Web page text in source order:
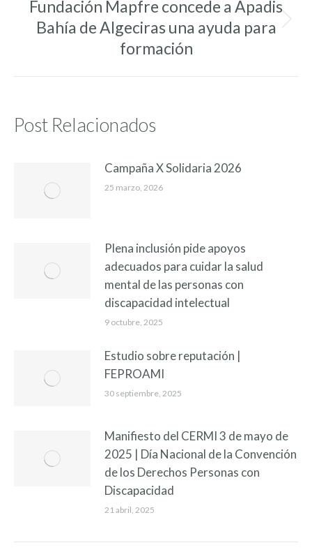
Entrada
siguiente:
Fundación Mapfre concede a Apadis
Bahía de Algeciras una ayuda para
formación
Post Relacionados
Campaña X Solidaria 2026
25 marzo, 2026
Plena inclusión pide apoyos
adecuados para cuidar la salud
mental de las personas con
discapacidad intelectual
9 octubre, 2025
Estudio sobre reputación |
FEPROAMI
30 septiembre, 2025
Manifiesto del CERMI 3 de mayo de
2025 | Día Nacional de la Convención
de los Derechos Personas con
Discapacidad
21 abril, 2025